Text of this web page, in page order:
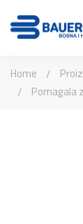
Home
Pomagala